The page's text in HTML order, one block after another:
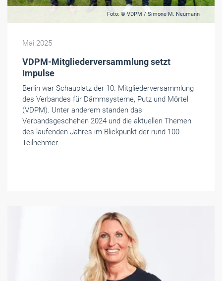
Foto: © VDPM / Simone M. Neumann
Mai 2025
VDPM-Mitgliederversammlung setzt
Impulse
Berlin war Schauplatz der 10. Mitgliederversammlung
des Verbandes für Dämmsysteme, Putz und Mörtel
(VDPM). Unter anderem standen das
Verbandsgeschehen 2024 und die aktuellen Themen
des laufenden Jahres im Blickpunkt der rund 100
Teilnehmer.